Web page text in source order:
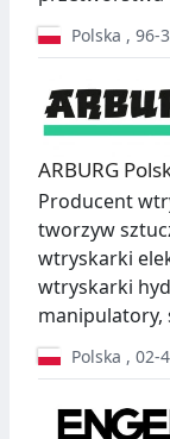
Polska , 96-
ARBURG
Producent
tworzyw
wtryskarki
wtryskarki
manipulatory,
Polska , 02-